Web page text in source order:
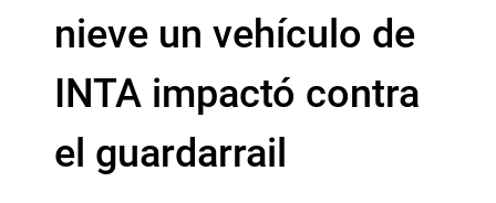
nieve un vehículo de
INTA impactó contra
el guardarrail